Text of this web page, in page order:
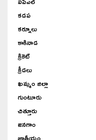
కడప
కర్నూలు
కాకినాడ
క్రికెట్
క్రీడలు
ఖమ్మం జిల్లా
గుంటూరు
చిత్తూరు
జనగాం